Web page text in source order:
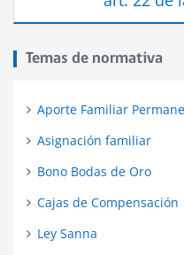
Temas de normativa
Aporte Familiar
Asignación familiar
Bono Bodas de Oro
Cajas de Compensación
Ley Sanna